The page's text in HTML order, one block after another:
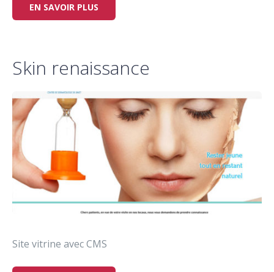
EN SAVOIR PLUS
Skin renaissance
Site vitrine avec CMS